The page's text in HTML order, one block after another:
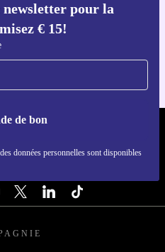
pour la
€ 15!
de bon
données personnelles sont disponibles
l'application refurbed
NOUS